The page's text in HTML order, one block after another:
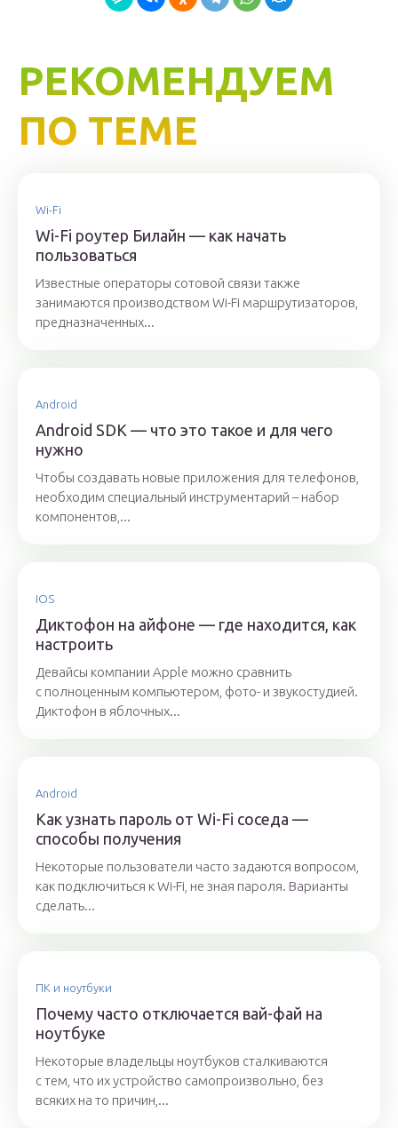
РЕКОМЕНДУЕМ
ПО ТЕМЕ
Wi-Fi
Wi-Fi роутер Билайн — как начать
пользоваться
Известные операторы сотовой связи также
занимаются производством Wi-Fi маршрутизаторов,
предназначенных...
Android
Android SDK — что это такое и для чего
нужно
Чтобы создавать новые приложения для телефонов,
необходим специальный инструментарий – набор
компонентов,...
IOS
Диктофон на айфоне — где находится, как
настроить
Девайсы компании Apple можно сравнить
с полноценным компьютером, фото- и звукостудией.
Диктофон в яблочных...
Android
Как узнать пароль от Wi-Fi соседа —
способы получения
Некоторые пользователи часто задаются вопросом,
как подключиться к Wi-Fi, не зная пароля. Варианты
сделать...
ПК и ноутбуки
Почему часто отключается вай-фай на
ноутбуке
Некоторые владельцы ноутбуков сталкиваются
с тем, что их устройство самопроизвольно, без
всяких на то причин,...